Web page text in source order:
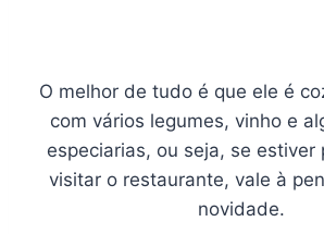
O melhor de tudo é que ele é
com vários legumes, vinho e
especiarias, ou seja, se estiver
visitar o restaurante, vale à
novidade.